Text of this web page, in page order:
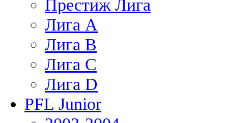
Престиж Лига
Лига А
Лига В
Лига С
Лига D
PFL Junior